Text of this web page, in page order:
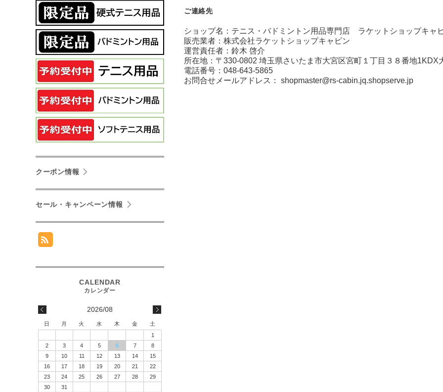
ご連絡先
ショップ名：テニス・バドミントン用品専門店 ラケットショップキャ
販売業者：株式会社ラケットショップキャビン
運営責任者：鈴木 啓介
所在地：〒330-0802 埼玉県さいたま市大宮区宮町１丁目３８番地1KDX
電話番号：048-643-5865
お問合せメールアドレス： shopmaster@rs-cabin.jq.shopserve.jp
クーポン情報
セール・キャンペーン情報
2026/08
日 月 火 水 木 金
土
1
2
3 4 5 6 7
8
9
10 11 12 13 14
15
16
17 18 19 20 21
22
23
24 25 26 27 28
29
30
31